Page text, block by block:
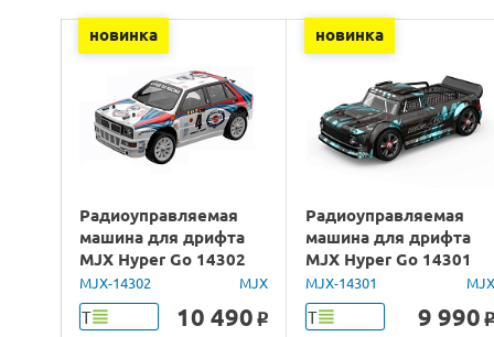
новинка
Радиоуправляемая
машина для дрифта
MJX Hyper Go 14302
Lancia Delta Brushless
4WD 2.4G LED 1/14
RTR
MJX-14302 MJX
Т 10 490 o
новинка
Радиоуправляемая
машина для дрифта
MJX Hyper Go 14301
Brushless 4WD 2.4G
LED 1/14 RTR
MJX-14301 MJX
Т 9 990 o